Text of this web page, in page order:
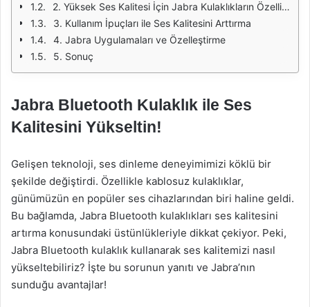
2. Yüksek Ses Kalitesi İçin Jabra Kulaklıkların Özellikleri
3. Kullanım İpuçları ile Ses Kalitesini Arttırma
4. Jabra Uygulamaları ve Özelleştirme
5. Sonuç
Jabra Bluetooth Kulaklık ile Ses
Kalitesini Yükseltin!
Gelişen teknoloji, ses dinleme deneyimimizi köklü bir
şekilde değiştirdi. Özellikle kablosuz kulaklıklar,
günümüzün en popüler ses cihazlarından biri haline geldi.
Bu bağlamda, Jabra Bluetooth kulaklıkları ses kalitesini
artırma konusundaki üstünlükleriyle dikkat çekiyor. Peki,
Jabra Bluetooth kulaklık kullanarak ses kalitemizi nasıl
yükseltebiliriz? İşte bu sorunun yanıtı ve Jabra’nın
sunduğu avantajlar!